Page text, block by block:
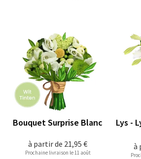
à partir de 21,95 €
Bouquet Surprise Blanc
Prochaine livraison le 11 août
à
Lys -